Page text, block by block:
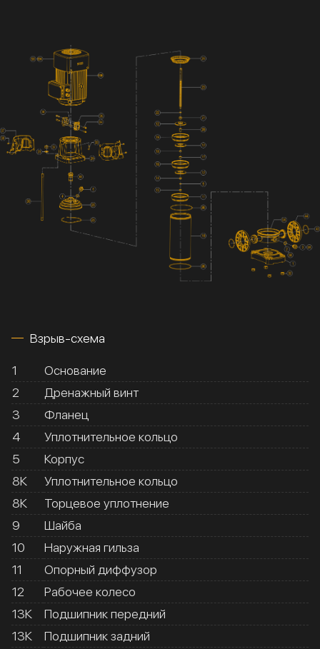
Взрыв-схема
1
Основание
2
Дренажный винт
3
Фланец
4
Уплотнительное кольцо
5
Корпус
8К
Уплотнительное кольцо
8К
Торцевое уплотнение
9
Шайба
10
Наружная гильза
11
Опорный диффузор
12
Рабочее колесо
13К
Подшипник передний
13К
Подшипник задний